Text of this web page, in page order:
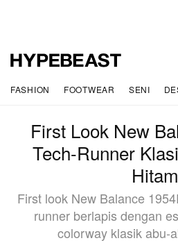
FASHION FOOTWEAR SENI
First Look New
Tech-Runner
Hitam
First look New Balance
runner berlapis dengan
colorway klasik abu-